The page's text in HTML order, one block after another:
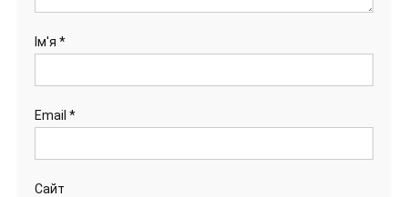
Ім'я *
Email *
Сайт